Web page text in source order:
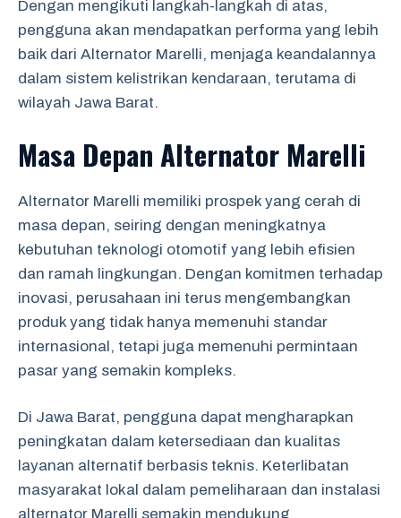
Dengan mengikuti langkah-langkah di atas,
pengguna akan mendapatkan performa yang lebih
baik dari Alternator Marelli, menjaga keandalannya
dalam sistem kelistrikan kendaraan, terutama di
wilayah Jawa Barat.
Masa Depan Alternator Marelli
Alternator Marelli memiliki prospek yang cerah di
masa depan, seiring dengan meningkatnya
kebutuhan teknologi otomotif yang lebih efisien
dan ramah lingkungan. Dengan komitmen terhadap
inovasi, perusahaan ini terus mengembangkan
produk yang tidak hanya memenuhi standar
internasional, tetapi juga memenuhi permintaan
pasar yang semakin kompleks.
Di Jawa Barat, pengguna dapat mengharapkan
peningkatan dalam ketersediaan dan kualitas
layanan alternatif berbasis teknis. Keterlibatan
masyarakat lokal dalam pemeliharaan dan instalasi
alternator Marelli semakin mendukung